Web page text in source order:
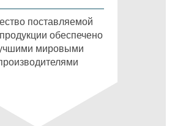
поставляемой
обеспечено
мировыми